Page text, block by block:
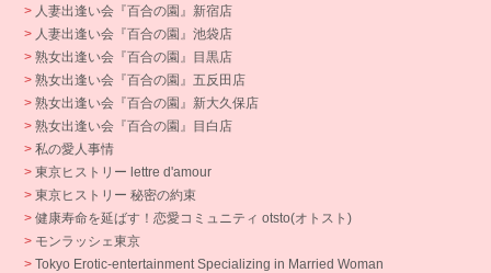
> 人妻出逢い会『百合の園』新宿店
> 人妻出逢い会『百合の園』池袋店
> 熟女出逢い会『百合の園』目黒店
> 熟女出逢い会『百合の園』五反田店
> 熟女出逢い会『百合の園』新大久保店
> 熟女出逢い会『百合の園』目白店
> 私の愛人事情
> 東京ヒストリー lettre d'amour
> 東京ヒストリー 秘密の約束
> 健康寿命を延ばす！恋愛コミュニティ otsto(オトスト)
> モンラッシェ東京
> Tokyo Erotic-entertainment Specializing in Married Woman